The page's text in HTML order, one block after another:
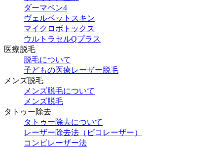
ダーマペン4
ヴェルベットスキン
マイクロボトックス
ウルトラセルQプラス
医療脱毛
脱毛について
子どもの医療レーザー脱毛
メンズ脱毛
メンズ脱毛について
メンズ脱毛
タトゥー除去
タトゥー除去について
レーザー除去法（ピコレーザー）
コンビレーザー法